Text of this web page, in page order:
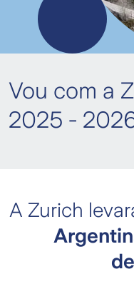
Vou com a
2025 -
A Zurich